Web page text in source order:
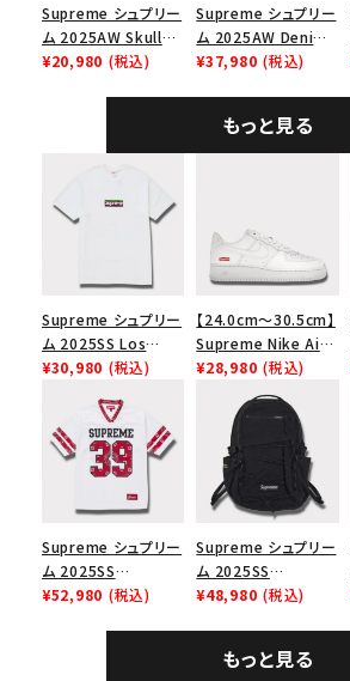
Supreme シュプリー
ム 2025AW Skull
Tee スカル Tシャ
¥20,980 (税込)
Supreme シュプリー
ム 2025AW Denim
Shoulder Bag デニ
¥37,980 (税込)
もっと見る
Supreme シュプリー
ム 2025SS Los
Angeles Fire Relief
イヤーリリーフボック
スロゴTシャツ ホワ
イト 白
¥30,980 (税込)
【24.0cm～30.5cm】
Supreme Nike Air
Force 1 Low シュプ
リーム ナイキエアフォ
ース１スニーカー シ
ューズ ホワイト
¥28,980 (税込)
Supreme シュプリー
ム 2025SS
Bandana Football
¥52,980 (税込)
Supreme シュプリー
ム 2025SS
Backpack バックパッ
¥48,980 (税込)
もっと見る